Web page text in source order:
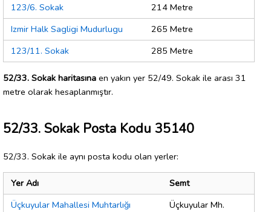
123/6. Sokak
214 Metre
Izmir Halk Sagligi Mudurlugu
265 Metre
123/11. Sokak
285 Metre
52/33. Sokak haritasına en yakın yer 52/49. Sokak ile arası 31
metre olarak hesaplanmıştır.
52/33. Sokak Posta Kodu 35140
52/33. Sokak ile aynı posta kodu olan yerler:
Yer Adı
Semt
Üçkuyular Mahallesi Muhtarlığı
Üçkuyular Mh.